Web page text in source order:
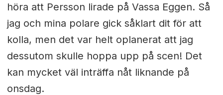
höra att Persson lirade på Vassa Eggen. Så
jag och mina polare gick såklart dit för att
kolla, men det var helt oplanerat att jag
dessutom skulle hoppa upp på scen! Det
kan mycket väl inträffa nåt liknande på
onsdag.